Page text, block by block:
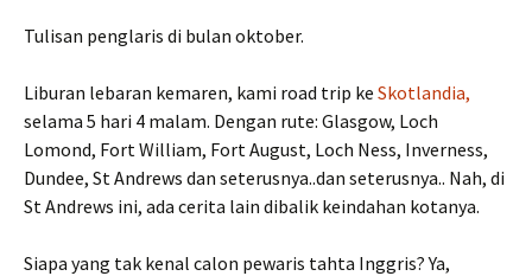
Tulisan penglaris di bulan oktober.
Liburan lebaran kemaren, kami road trip ke Skotlandia,
selama 5 hari 4 malam. Dengan rute: Glasgow, Loch
Lomond, Fort William, Fort August, Loch Ness, Inverness,
Dundee, St Andrews dan seterusnya..dan seterusnya.. Nah, di
St Andrews ini, ada cerita lain dibalik keindahan kotanya.
Siapa yang tak kenal calon pewaris tahta Inggris? Ya,